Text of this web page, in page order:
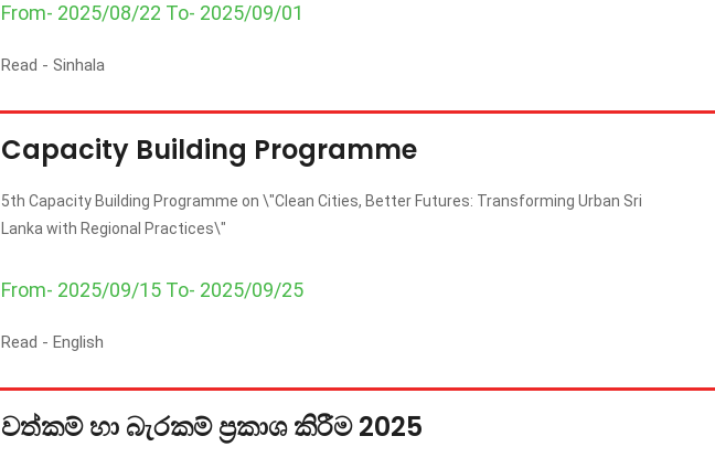
From- 2025/08/22 To- 2025/09/01
Read - Sinhala
Capacity Building Programme
5th Capacity Building Programme on \"Clean Cities, Better Futures: Transforming Urban Sri
Lanka with Regional Practices\"
From- 2025/09/15 To- 2025/09/25
Read - English
වත්කම් හා බැරකම් ප්‍රකාශ කිරීම 2025